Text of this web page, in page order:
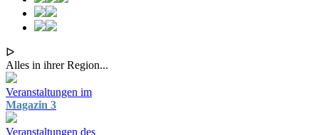
ᐅ
Alles in ihrer Region...
Veranstaltungen im
Magazin 3
Veranstaltungen des